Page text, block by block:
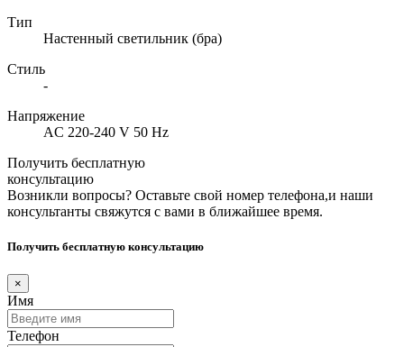
Тип
Настенный светильник (бра)
Стиль
-
Напряжение
AC 220-240 V 50 Hz
Получить бесплатную
консультацию
Возникли вопросы? Оставьте свой номер телефона,и наши
консультанты свяжутся с вами в ближайшее время.
Получить бесплатную консультацию
×
Имя
Телефон